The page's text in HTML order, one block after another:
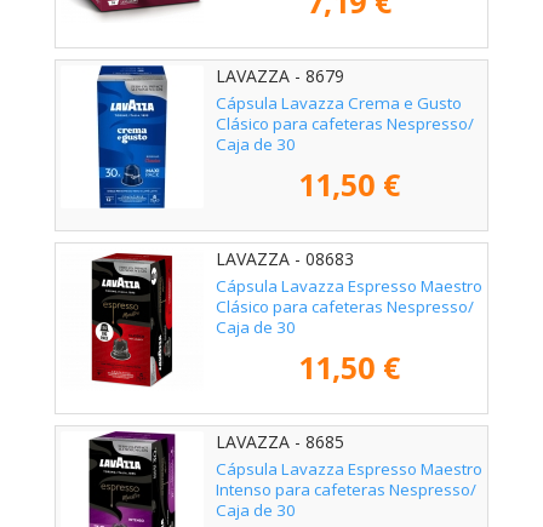
LAVAZZA - 8679
Cápsula Lavazza Crema e Gusto
Clásico para cafeteras Nespresso/
Caja de 30
11,50 €
LAVAZZA - 08683
Cápsula Lavazza Espresso Maestro
Clásico para cafeteras Nespresso/
Caja de 30
11,50 €
LAVAZZA - 8685
Cápsula Lavazza Espresso Maestro
Intenso para cafeteras Nespresso/
Caja de 30